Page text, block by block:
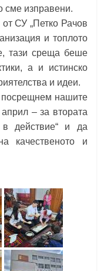
сме изправени.
СУ „Петко Рачов
и топлото
тази среща беше
а и истинско
и идеи.
нашите
– за втората
действие“ и да
качественото и